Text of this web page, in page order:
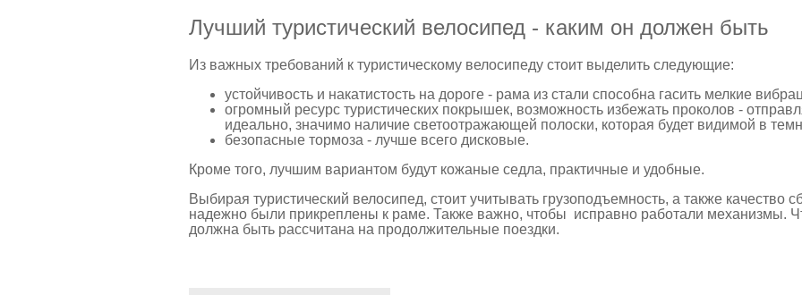
Лучший туристический велосипед - каким он должен быть
Из важных требований к туристическому велосипеду стоит выделить следующие:
устойчивость и накатистость на дороге - рама из стали способна гасить мелкие
огромный ресурс туристических покрышек, возможность избежать проколов -
идеально, значимо наличие светоотражающей полоски, которая будет видимой в
безопасные тормоза - лучше всего дисковые.
Кроме того, лучшим вариантом будут кожаные седла, практичные и удобные.
Выбирая туристический велосипед, стоит учитывать грузоподъемность, а также качество
надежно были прикреплены к раме. Также важно, чтобы исправно работали механизмы.
должна быть рассчитана на продолжительные поездки.